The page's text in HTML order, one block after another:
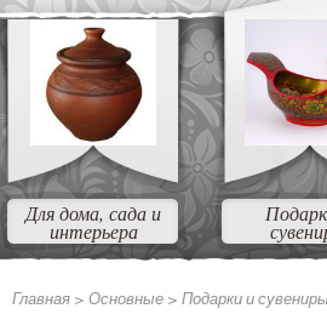
Для дома, сада и
интерьера
Главная > Основные > Подарки и